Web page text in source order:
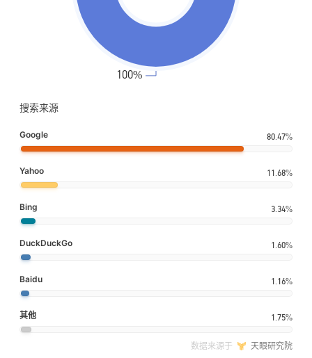
搜索来源
Google 80.47%
Yahoo 11.68%
Bing 3.34%
DuckDuckGo 1.60%
Baidu 1.16%
其他 1.75%
数据来源于 天眼研究院